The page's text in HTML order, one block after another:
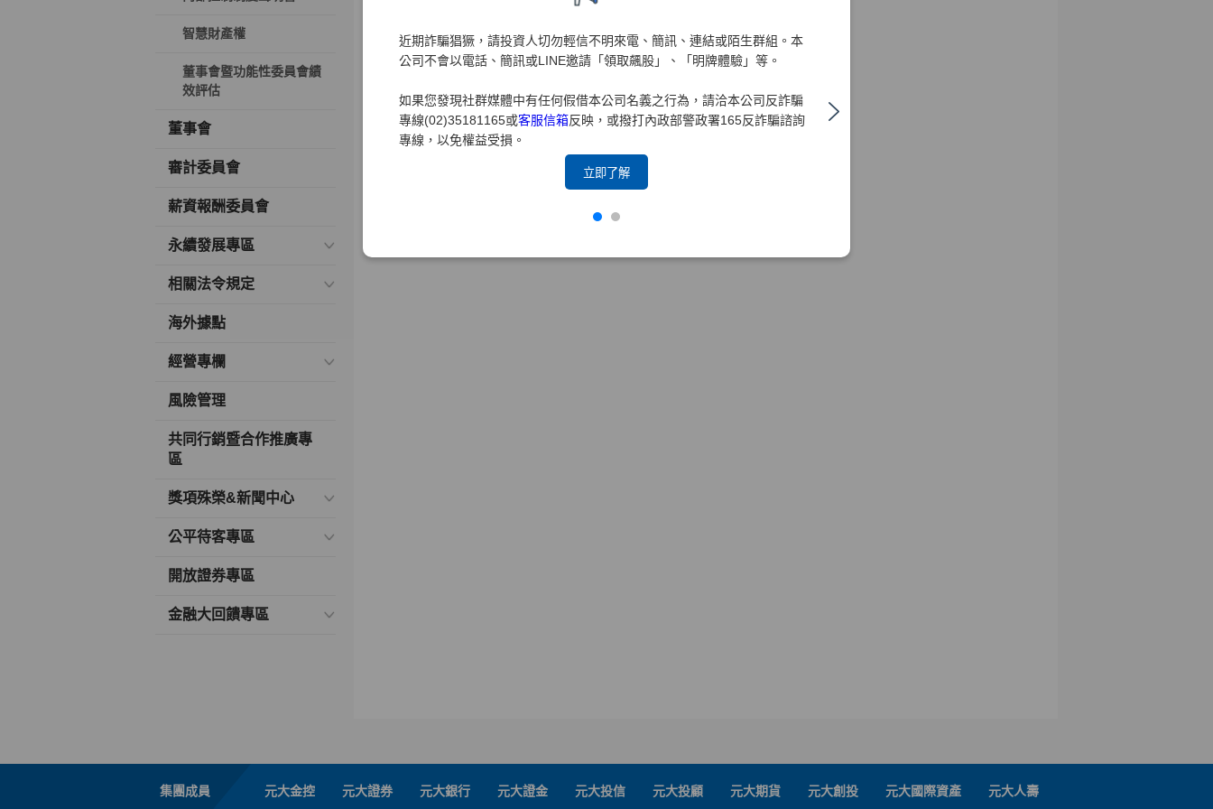
近期詐騙猖獗，請投資人切勿輕信不明來電、簡訊、連結或陌生群組。本
公司不會以電話、簡訊或LINE邀請「領取飆股」、「明牌體驗」等。
如果您發現社群媒體中有任何假借本公司名義之行為，請洽本公司反詐騙
專線(02)35181165或客服信箱反映，或撥打內政部警政署165反詐騙諮詢
專線，以免權益受損。
立即了解
智慧財產權
董事會暨功能性委員會績
效評估
董事會
審計委員會
薪資報酬委員會
永續發展專區
相關法令規定
海外據點
經營專欄
風險管理
共同行銷暨合作推廣專
區
獎項殊榮&新聞中心
公平待客專區
開放證券專區
金融大回饋專區
集團成員 元大金控 元大證券 元大銀行 元大證金 元大投信 元大投顧 元大期貨 元大創投 元大國際資產 元大人壽